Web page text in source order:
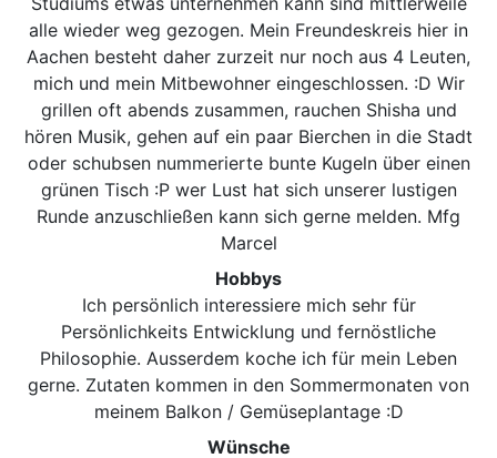
alle wieder weg gezogen. Mein Freundeskreis hier in
Aachen besteht daher zurzeit nur noch aus 4 Leuten,
mich und mein Mitbewohner eingeschlossen. :D Wir
grillen oft abends zusammen, rauchen Shisha und
hören Musik, gehen auf ein paar Bierchen in die Stadt
oder schubsen nummerierte bunte Kugeln über einen
grünen Tisch :P wer Lust hat sich unserer lustigen
Runde anzuschließen kann sich gerne melden. Mfg
Marcel
Hobbys
Ich persönlich interessiere mich sehr für
Persönlichkeits Entwicklung und fernöstliche
Philosophie. Ausserdem koche ich für mein Leben
gerne. Zutaten kommen in den Sommermonaten von
meinem Balkon / Gemüseplantage :D
Wünsche